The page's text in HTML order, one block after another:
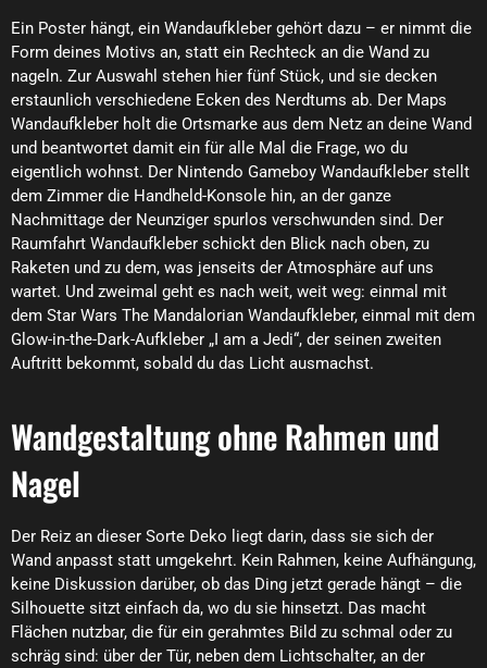
Ein Poster hängt, ein Wandaufkleber gehört dazu – er nimmt die
Form deines Motivs an, statt ein Rechteck an die Wand zu
nageln. Zur Auswahl stehen hier fünf Stück, und sie decken
erstaunlich verschiedene Ecken des Nerdtums ab. Der Maps
Wandaufkleber holt die Ortsmarke aus dem Netz an deine Wand
und beantwortet damit ein für alle Mal die Frage, wo du
eigentlich wohnst. Der Nintendo Gameboy Wandaufkleber stellt
dem Zimmer die Handheld-Konsole hin, an der ganze
Nachmittage der Neunziger spurlos verschwunden sind. Der
Raumfahrt Wandaufkleber schickt den Blick nach oben, zu
Raketen und zu dem, was jenseits der Atmosphäre auf uns
wartet. Und zweimal geht es nach weit, weit weg: einmal mit
dem Star Wars The Mandalorian Wandaufkleber, einmal mit dem
Glow-in-the-Dark-Aufkleber „I am a Jedi“, der seinen zweiten
Auftritt bekommt, sobald du das Licht ausmachst.
Wandgestaltung ohne Rahmen und
Nagel
Der Reiz an dieser Sorte Deko liegt darin, dass sie sich der
Wand anpasst statt umgekehrt. Kein Rahmen, keine Aufhängung,
keine Diskussion darüber, ob das Ding jetzt gerade hängt – die
Silhouette sitzt einfach da, wo du sie hinsetzt. Das macht
Flächen nutzbar, die für ein gerahmtes Bild zu schmal oder zu
schräg sind: über der Tür, neben dem Lichtschalter, an der